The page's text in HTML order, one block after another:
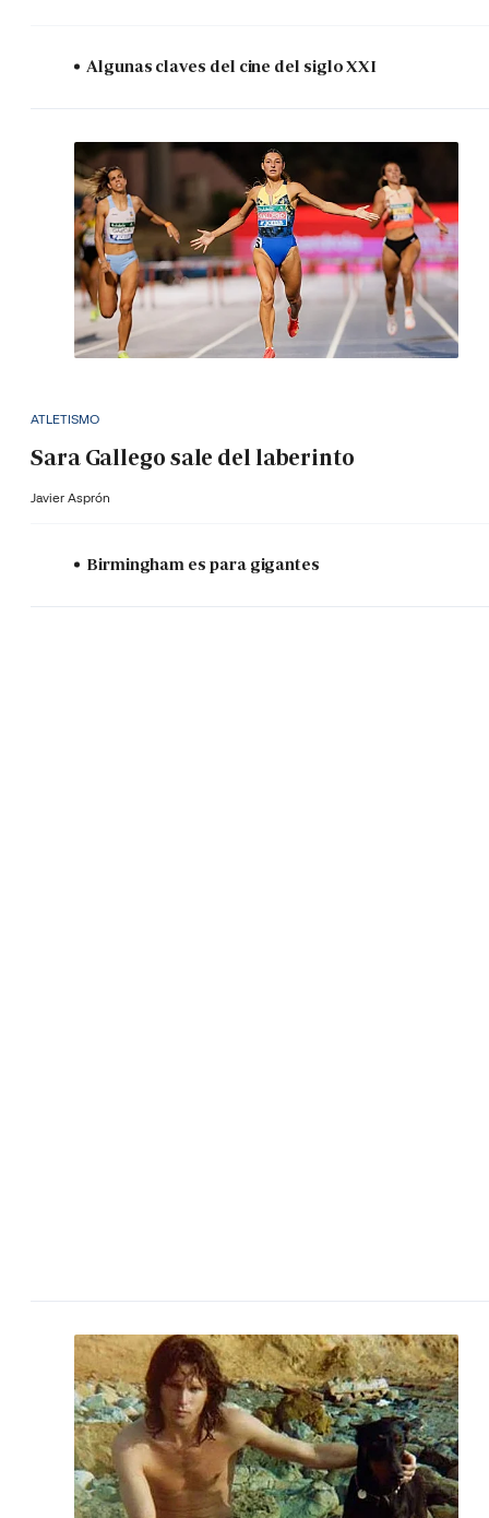
Algunas claves del cine del siglo XXI
ATLETISMO
Sara Gallego sale del laberinto
Javier Asprón
Birmingham es para gigantes